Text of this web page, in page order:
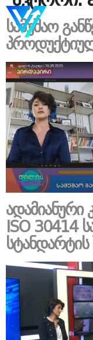
სამუშაო
ადამიანური
ISO 30414
სტანდარტის